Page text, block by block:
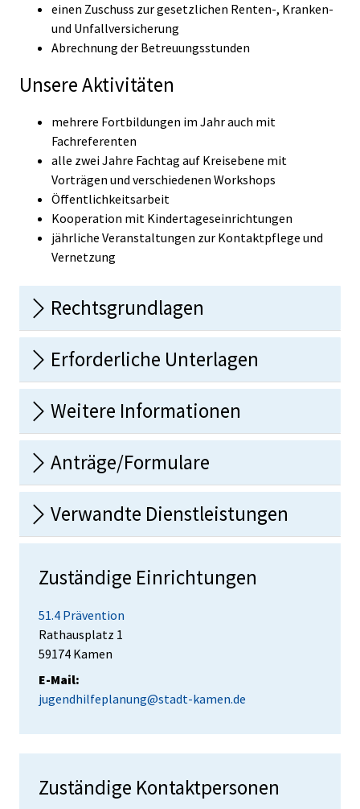
einen Zuschuss zur gesetzlichen Renten-, Kranken-
und Unfallversicherung
Abrechnung der Betreuungsstunden
Unsere Aktivitäten
mehrere Fortbildungen im Jahr auch mit
Fachreferenten
alle zwei Jahre Fachtag auf Kreisebene mit
Vorträgen und verschiedenen Workshops
Öffentlichkeitsarbeit
Kooperation mit Kindertageseinrichtungen
jährliche Veranstaltungen zur Kontaktpflege und
Vernetzung
Rechtsgrundlagen
Erforderliche Unterlagen
Weitere Informationen
Anträge/Formulare
Verwandte Dienstleistungen
Zuständige Einrichtungen
51.4 Prävention
Straße:
Rathausplatz Hausnummer:
1
PLZ:
59174 Ort:
Kamen
E-Mail:
jugendhilfeplanung@stadt-kamen.de
Zuständige Kontaktpersonen